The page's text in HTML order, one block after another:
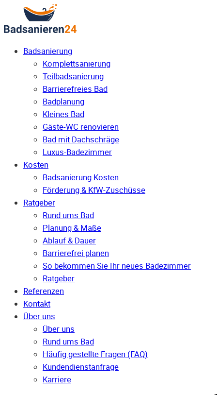
Badsanierung
Komplettsanierung
Teilbadsanierung
Barrierefreies Bad
Badplanung
Kleines Bad
Gäste-WC renovieren
Bad mit Dachschräge
Luxus-Badezimmer
Kosten
Badsanierung Kosten
Förderung & KfW-Zuschüsse
Ratgeber
Rund ums Bad
Planung & Maße
Ablauf & Dauer
Barrierefrei planen
So bekommen Sie Ihr neues Badezimmer
Ratgeber
Referenzen
Kontakt
Über uns
Über uns
Rund ums Bad
Häufig gestellte Fragen (FAQ)
Kunden­dienst­anfrage
Karriere